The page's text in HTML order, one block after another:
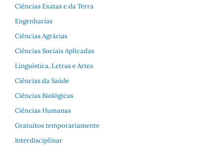
Ciências Exatas e da Terra
Engenharias
Ciências Agrárias
Ciências Sociais Aplicadas
Linguística, Letras e Artes
Ciências da Saúde
Ciências Biológicas
Ciências Humanas
Gratuitos temporariamente
Interdisciplinar